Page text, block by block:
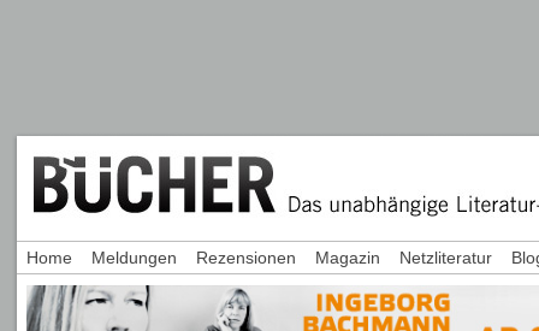
Home Meldungen Rezensionen Magazin Netzliteratur